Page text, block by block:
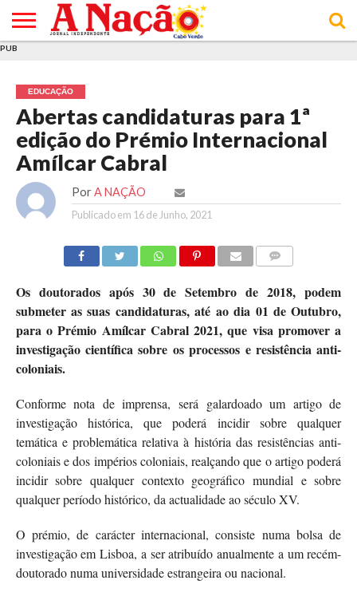
E DE
COOKIES
DE
UTILIZAÇÃO
PUB
EDUCAÇÃO
Abertas candidaturas para 1ª
edição do Prémio Internacional
Amílcar Cabral
Por A NAÇÃO
Publicado em 16 de Junho, 2021
Os doutorados após 30 de Setembro de 2018, podem
submeter as suas candidaturas, até ao dia 01 de Outubro,
para o Prémio Amílcar Cabral 2021, que visa promover a
investigação científica sobre os processos e resistência anti-
coloniais.
Conforme nota de imprensa, será galardoado um artigo de
investigação histórica, que poderá incidir sobre qualquer
temática e problemática relativa à história das resistências anti-
coloniais e dos impérios coloniais, realçando que o artigo poderá
incidir sobre qualquer contexto geográfico mundial e sobre
qualquer período histórico, da actualidade ao século XV.
O prémio, de carácter internacional, consiste numa bolsa de
investigação em Lisboa, a ser atribuído anualmente a um recém-
doutorado numa universidade estrangeira ou nacional.